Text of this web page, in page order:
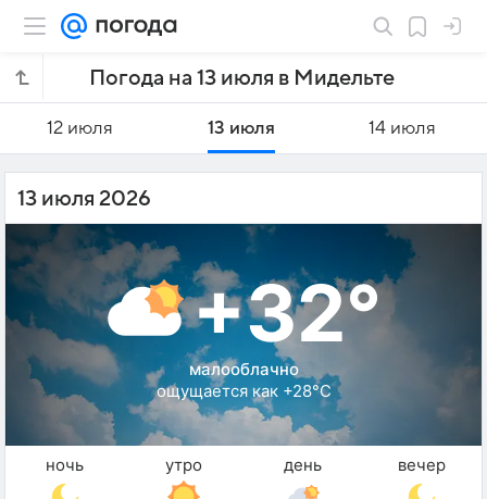
Погода на 13 июля в Мидельте
12 июля 13 июля 14 июля
13 июля 2026
+32°
малооблачно
ощущается как +28°C
ночь утро день вечер